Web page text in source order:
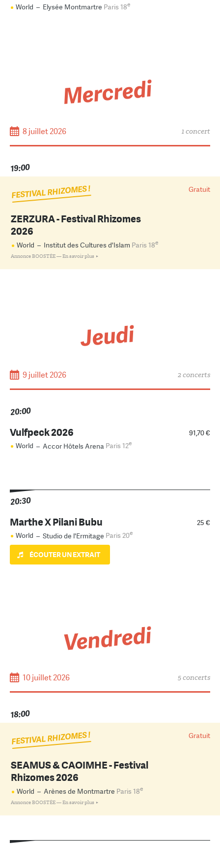
World – Elysée Montmartre Paris 18e
Mercredi
8 juillet 2026 1 concert
19:00
Gratuit
FESTIVAL RHIZOMES !
ZERZURA - Festival Rhizomes
2026
World – Institut des Cultures d'Islam Paris 18e
Annonce BOOSTÉE —En savoir plus
Jeudi
9 juillet 2026 2 concerts
20:00
91,70 €
Vulfpeck 2026
World – Accor Hôtels Arena Paris 12e
20:30
25 €
Marthe X Pilani Bubu
World – Studio de l'Ermitage Paris 20e
ÉCOUTER UN EXTRAIT
Vendredi
10 juillet 2026 5 concerts
18:00
Gratuit
FESTIVAL RHIZOMES !
SEAMUS & CAOIMHE - Festival
Rhizomes 2026
World – Arènes de Montmartre Paris 18e
Annonce BOOSTÉE —En savoir plus